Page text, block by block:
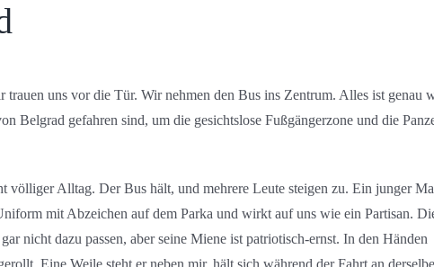
uns vor die Tür. Wir nehmen den Bus ins Zentrum. Alles ist genau
Belgrad gefahren sind, um die gesichtslose Fußgängerzone und die
völliger Alltag. Der Bus hält, und mehrere Leute steigen zu. Ein junger
mit Abzeichen auf dem Parka und wirkt auf uns wie ein Partisan.
nicht dazu passen, aber seine Miene ist patriotisch-ernst. In den Händen
Eine Weile steht er neben mir, hält sich während der Fahrt an